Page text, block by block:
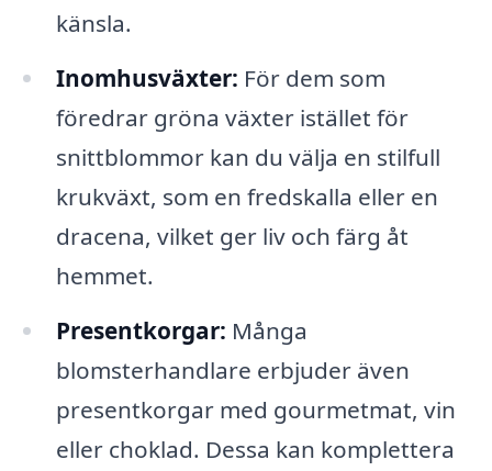
känsla.
Inomhusväxter: För dem som
föredrar gröna växter istället för
snittblommor kan du välja en stilfull
krukväxt, som en fredskalla eller en
dracena, vilket ger liv och färg åt
hemmet.
Presentkorgar: Många
blomsterhandlare erbjuder även
presentkorgar med gourmetmat, vin
eller choklad. Dessa kan komplettera